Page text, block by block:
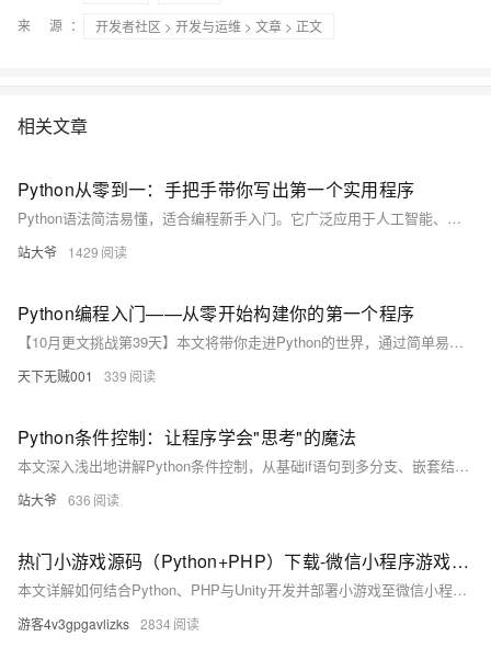
来 源： 开发者社区 > 开发与运维 > 文章 > 正文
相关文章
Python从零到一：手把手带你写出第一个实用程序
Python语法简洁易懂，适合编程新手入门。它广泛应用于人工智能、自动化办公、Web开发等领域。学习Python可快速搭建项目，拥有丰富库支持和强大社区资源。通过本教程，你将掌握基础语法、环境搭建、程序逻辑控制及实战项目开发，开启编程之旅。
站大爷 1429
Python编程入门——从零开始构建你的第一个程序
【10月更文挑战第39天】本文将带你走进Python的世界，通过简单易懂的语言和实际的代码示例，让你快速掌握Python的基础语法。无论你是编程新手还是想学习新语言的老手，这篇文章都能为你提供有价值的信息。我们将从变量、数据类型、控制结构等基本概念入手，逐步过渡到函数、模块等高级特性，最后通过一个综合示例来巩固所学知识。让我们一起开启Python编程之旅吧！
天下无贼001 339
Python条件控制：让程序学会"思考"的魔法
本文深入浅出地讲解Python条件控制，从基础if语句到多分支、嵌套结构，再到简洁的三元表达式与Python 3.10新增的match-case模式匹配，结合电商折扣、会员等级、ATM系统等实战案例，全面掌握程序“智能决策”的核心逻辑。
站大爷 636
热门小游戏源码（Python+PHP）下载-微信小程序游戏源码Unity发实战指南​
本文详解如何结合Python、PHP与Unity开发并部署小游戏至微信小程序。涵盖技术选型、Pygame实战、PHP后端对接、Unity转换适配及性能优化，提供从原型到发布的完整指南，助力开发者快速上手并发布游戏。
游客4v3gpgavlizks 2834